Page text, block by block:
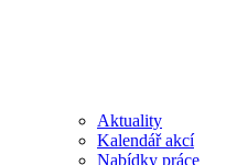
Aktuality
Kalendář akcí
Nabídky práce